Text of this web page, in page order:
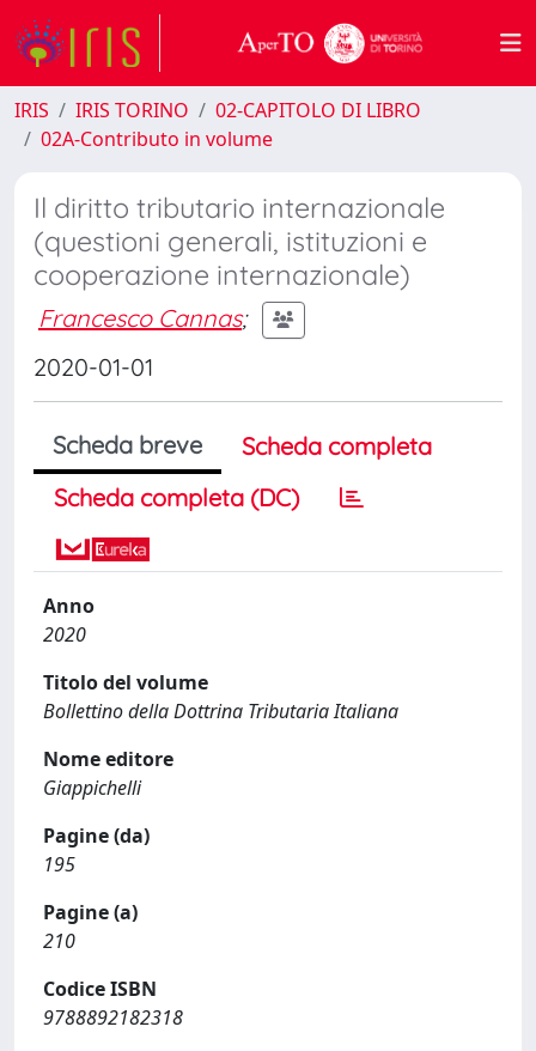
IRIS IRIS TORINO
02-CAPITOLO DI LIBRO
02A-Contributo in volume
Il diritto tributario internazionale
(questioni generali, istituzioni e
cooperazione internazionale)
Francesco Cannas;
2020-01-01
Scheda breve
Scheda completa
Scheda completa (DC)
Anno
2020
Titolo del volume
Bollettino della Dottrina Tributaria Italiana
Nome editore
Giappichelli
Pagine (da)
195
Pagine (a)
210
Codice ISBN
9788892182318